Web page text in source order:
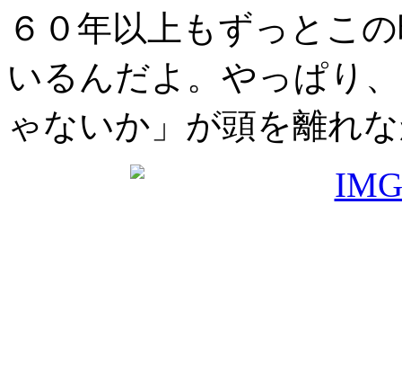
６０年以上もずっとこ
いるんだよ。やっぱり
ゃないか」が頭を離れ